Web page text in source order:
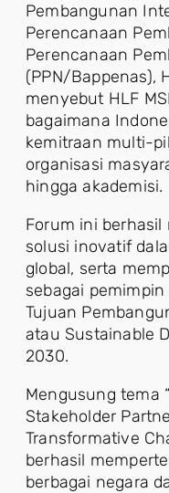
Pembangunan
Perencanaan
Perencanaan
(PPN/Bappenas),
menyebut HLF
bagaimana
kemitraan multi-
organisasi
hingga akademisi.
Forum ini
solusi inovatif
global, serta
sebagai
Tujuan
atau Sustainable
2030.
Mengusung tema
Stakeholder
Transformative
berhasil
berbagai negara